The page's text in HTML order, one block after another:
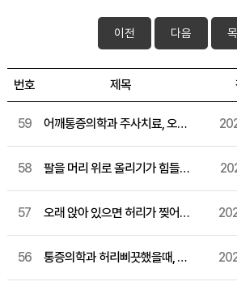
이전 다음
번호 제목
59 어깨통증의학과 주사치료, 오십견이 의심될 때 어떻게 접근할 수 있을까요?
58 팔을 머리 위로 올리기가 힘들다면? 오십견 비수술 관리법 알아보기
57 오래 앉아 있으면 허리가 찢어질 듯 아프다면? 허리디스크 주사치료 방법 정리해드릴게요
56 통증의학과 허리삐끗했을때, 그냥 넘기면 안 되는 전조 증상 알아보기